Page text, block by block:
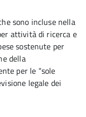
sono incluse nella
attività di ricerca e
sostenute per
della
per le “sole
legale dei